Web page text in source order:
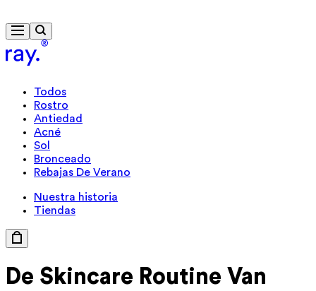
Todos
Rostro
Antiedad
Acné
Sol
Bronceado
Rebajas De Verano
Nuestra historia
Tiendas
De Skincare Routine Van